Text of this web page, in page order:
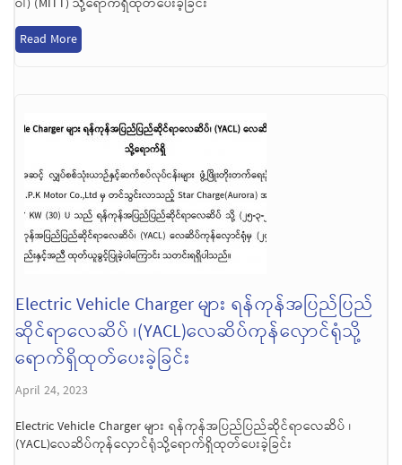
Read More
Electric Vehicle Charger များ ရန်ကုန်အပြည်ပြည်
ဆိုင်ရာလေဆိပ် ၊(YACL)လေဆိပ်ကုန်လှောင်ရုံသို့
ရောက်ရှိထုတ်ပေးခဲ့ခြင်း
April 24, 2023
Electric Vehicle Charger များ ရန်ကုန်အပြည်ပြည်ဆိုင်ရာလေဆိပ် ၊
(YACL)လေဆိပ်ကုန်လှောင်ရုံသို့ရောက်ရှိထုတ်ပေးခဲ့ခြင်း